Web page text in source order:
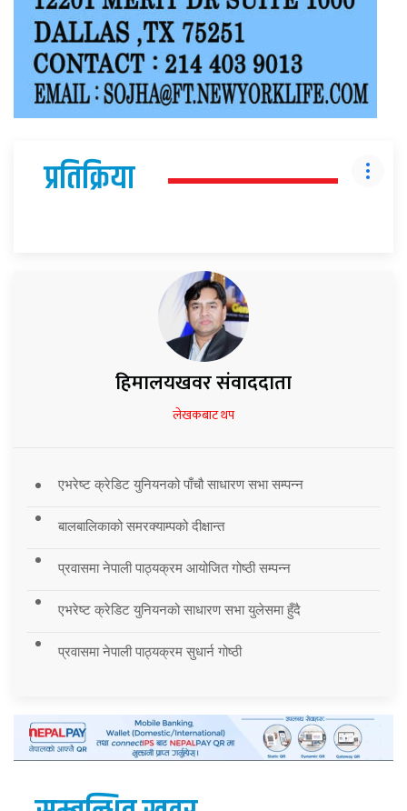
प्रतिक्रिया
हिमालयखवर संवाददाता
लेखकबाट थप
एभरेष्ट क्रेडिट युनियनको पाँचौ साधारण सभा सम्पन्न
बालबालिकाको समरक्याम्पको दीक्षान्त
प्रवासमा नेपाली पाठ्यक्रम आयोजित गोष्ठी सम्पन्न
एभरेष्ट क्रेडिट युनियनको साधारण सभा युलेसमा हुँदै
प्रवासमा नेपाली पाठ्यक्रम सुधार्न गोष्ठी